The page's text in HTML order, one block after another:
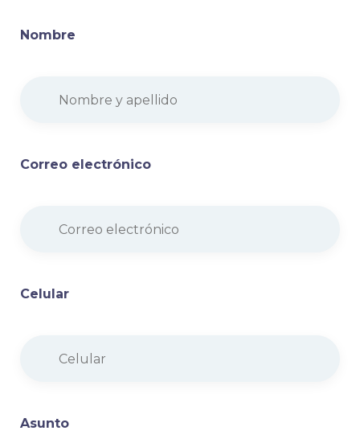
Nombre
Correo electrónico
Celular
Asunto